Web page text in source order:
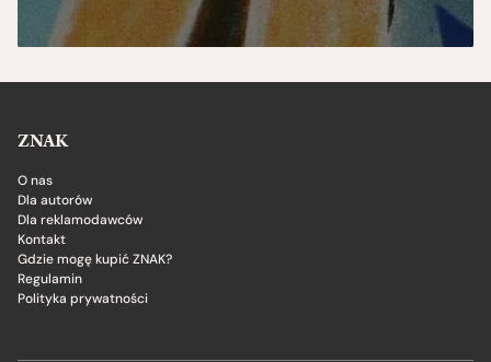
ZNAK
O nas
Dla autorów
Dla reklamodawców
Kontakt
Gdzie mogę kupić ZNAK?
Regulamin
Polityka prywatności